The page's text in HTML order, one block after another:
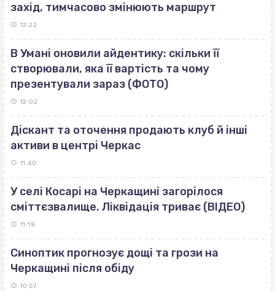
захід, тимчасово змінюють маршрут
12:22
В Умані оновили айдентику: скільки її
створювали, яка її вартість та чому
презентували зараз (ФОТО)
12:02
Діскант та оточення продають клуб й інші
активи в центрі Черкас
11:40
У селі Косарі на Черкащині загорілося
сміттєзвалище. Ліквідація триває (ВІДЕО)
11:18
Синоптик прогнозує дощі та грози на
Черкащині після обіду
10:57